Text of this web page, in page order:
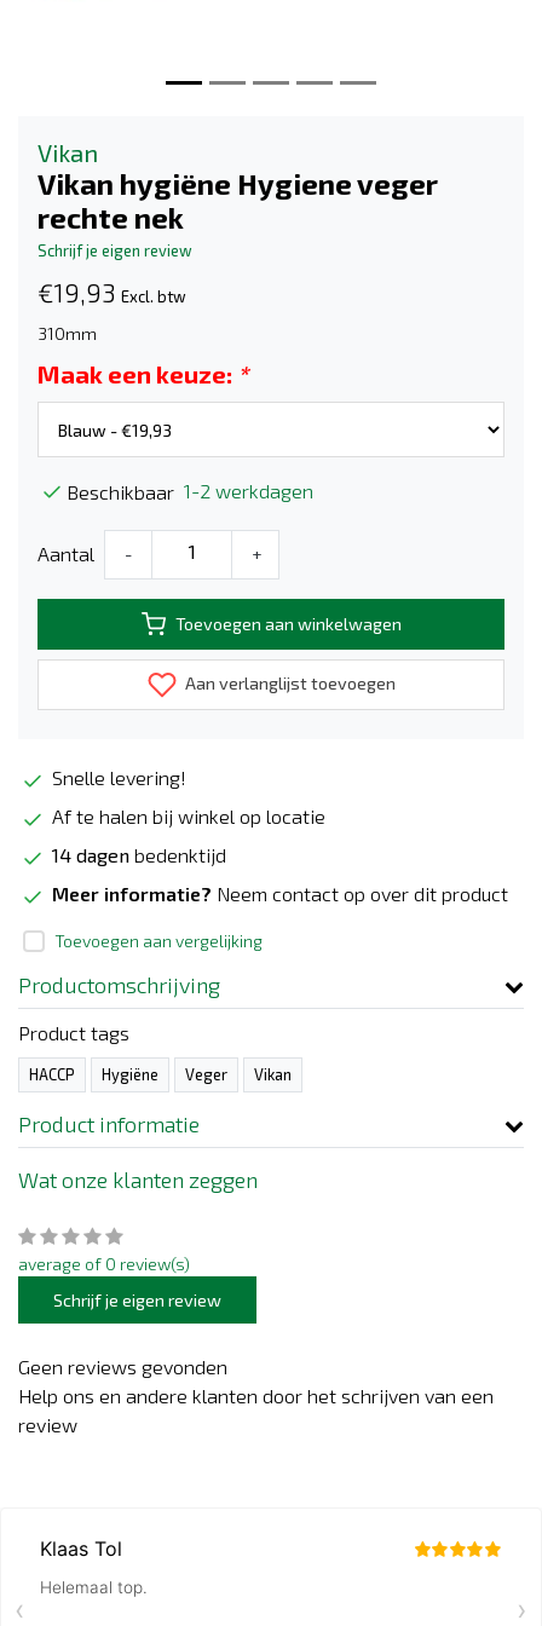
Vikan
Vikan hygiëne Hygiene veger
rechte nek
Schrijf je eigen review
€19,93 Excl. btw
310mm
Maak een keuze: *
Beschikbaar 1-2 werkdagen
Aantal - +
Toevoegen aan winkelwagen
Aan verlanglijst toevoegen
Snelle levering!
Af te halen bij winkel op locatie
14 dagen bedenktijd
Meer informatie? Neem contact op over dit product
Toevoegen aan vergelijking
Productomschrijving
Product tags
HACCP Hygiëne Veger Vikan
Product informatie
Wat onze klanten zeggen
average of 0 review(s)
Schrijf je eigen review
Geen reviews gevonden
Help ons en andere klanten door het schrijven van een
review